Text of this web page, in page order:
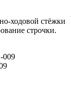
ходовой стёжки
строчки.